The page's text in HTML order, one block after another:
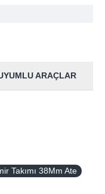
ARAÇLAR
Takımı 38Mm Ate